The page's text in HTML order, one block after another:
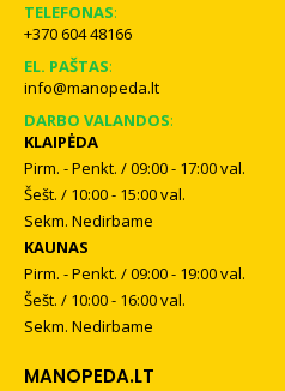
TELEFONAS:
+370 604 48166
EL. PAŠTAS:
info@manopeda.lt
DARBO VALANDOS:
KLAIPĖDA
Pirm. - Penkt. / 09:00 - 17:00 val.
Šešt. / 10:00 - 15:00 val.
Sekm. Nedirbame
KAUNAS
Pirm. - Penkt. / 09:00 - 19:00 val.
Šešt. / 10:00 - 16:00 val.
Sekm. Nedirbame
MANOPEDA.LT